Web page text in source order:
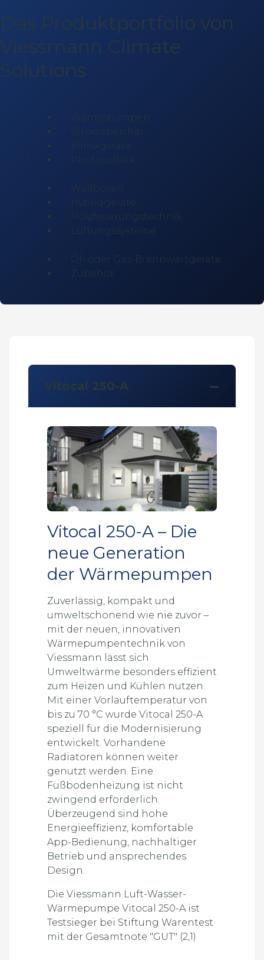
Das Produktportfolio von
Viessmann Climate
Solutions
Wärmepumpen
Stromspeicher
Klimageräte
Photovoltaik
Wallboxen
Hybridgeräte
Holzfeuerungstechnik
Lüftungssysteme
Öl- oder Gas-Brennwertgeräte
Zubehör
Vitocal 250-A
Vitocal 250-A – Die
neue Generation
der Wärmepumpen
Zuverlässig, kompakt und
umweltschonend wie nie zuvor –
mit der neuen, innovativen
Wärmepumpentechnik von
Viessmann lässt sich
Umweltwärme besonders effizient
zum Heizen und Kühlen nutzen.
Mit einer Vorlauftemperatur von
bis zu 70 °C wurde Vitocal 250-A
speziell für die Modernisierung
entwickelt. Vorhandene
Radiatoren können weiter
genutzt werden. Eine
Fußbodenheizung ist nicht
zwingend erforderlich.
Überzeugend sind hohe
Energieeffizienz, komfortable
App-Bedienung, nachhaltiger
Betrieb und ansprechendes
Design.
Die Viessmann Luft-Wasser-
Wärmepumpe Vitocal 250-A ist
Testsieger bei Stiftung Warentest
mit der Gesamtnote "GUT" (2,1)